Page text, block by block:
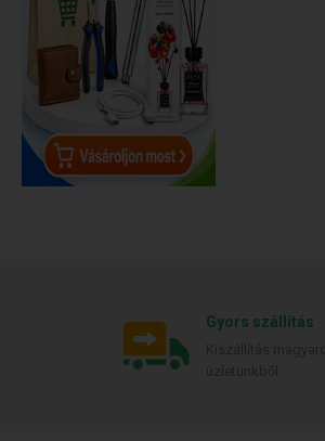
Gyors szállítás